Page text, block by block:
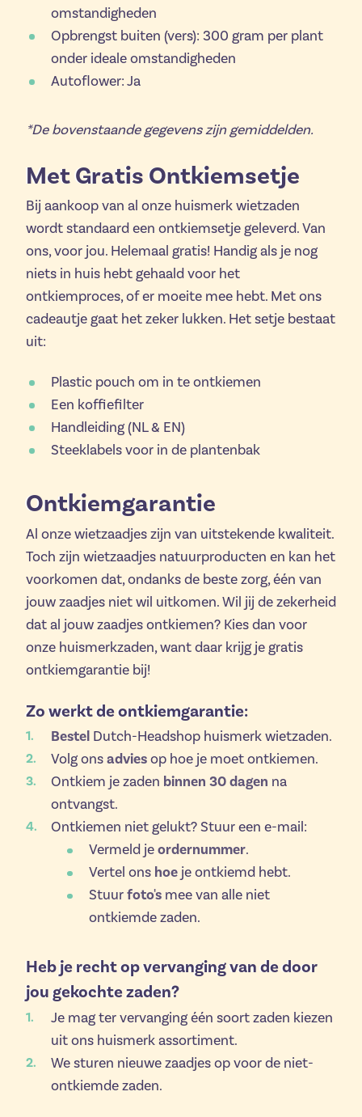
omstandigheden
Opbrengst buiten (vers): 300 gram per plant
onder ideale omstandigheden
Autoflower: Ja
*De bovenstaande gegevens zijn gemiddelden.
Met Gratis Ontkiemsetje
Bij aankoop van al onze huismerk wietzaden
wordt standaard een ontkiemsetje geleverd. Van
ons, voor jou. Helemaal gratis! Handig als je nog
niets in huis hebt gehaald voor het
ontkiemproces, of er moeite mee hebt. Met ons
cadeautje gaat het zeker lukken. Het setje bestaat
uit:
Plastic pouch om in te ontkiemen
Een koffiefilter
Handleiding (NL & EN)
Steeklabels voor in de plantenbak
Ontkiemgarantie
Al onze wietzaadjes zijn van uitstekende kwaliteit.
Toch zijn wietzaadjes natuurproducten en kan het
voorkomen dat, ondanks de beste zorg, één van
jouw zaadjes niet wil uitkomen. Wil jij de zekerheid
dat al jouw zaadjes ontkiemen? Kies dan voor
onze huismerkzaden, want daar krijg je gratis
ontkiemgarantie bij!
Zo werkt de ontkiemgarantie:
Bestel Dutch-Headshop huismerk wietzaden.
Volg ons adviesop hoe je moet ontkiemen.
Ontkiem je zaden binnen 30 dagen na
ontvangst.
Ontkiemen niet gelukt? Stuur een e-mail:
Vermeld je ordernummer.
Vertel ons hoe je ontkiemd hebt.
Stuur foto's mee van alle niet
ontkiemde zaden.
Heb je recht op vervanging van de door
jou gekochte zaden?
Je mag ter vervanging één soort zaden kiezen
uit ons huismerk assortiment.
We sturen nieuwe zaadjes op voor de niet-
ontkiemde zaden.